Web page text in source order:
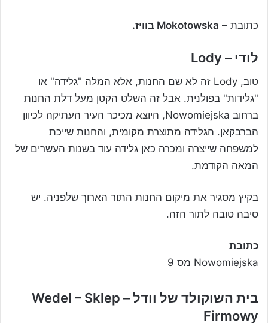
כתובת – Mokotowska בוויז.
לודי – Lody
טוב, Lody זה לא שם החנות, אלא המלה "גלידה" או
"גלידות" בפולנית. אבל זה השלט הקטן מעל דלת החנות
ברחוב Nowomiejska, היוצא מכיכר העיר העתיקה לכיוון
הברבקאן. הגלידה מתוצרת מקומית, והחנות שייכת
למשפחה שייצרה ומכרה כאן גלידה עוד בשנות העשרים של
המאה הקודמת.
בקיץ מסגיר את מיקום החנות התור הארוך שלפניה. יש
סיבה טובה לתור הזה.
כתובת
Nowomiejska מס 9
בית השוקולד של וודל – Wedel – Sklep
Firmowy